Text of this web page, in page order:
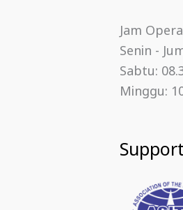
Jam
Senin -
Sabtu:
Minggu: